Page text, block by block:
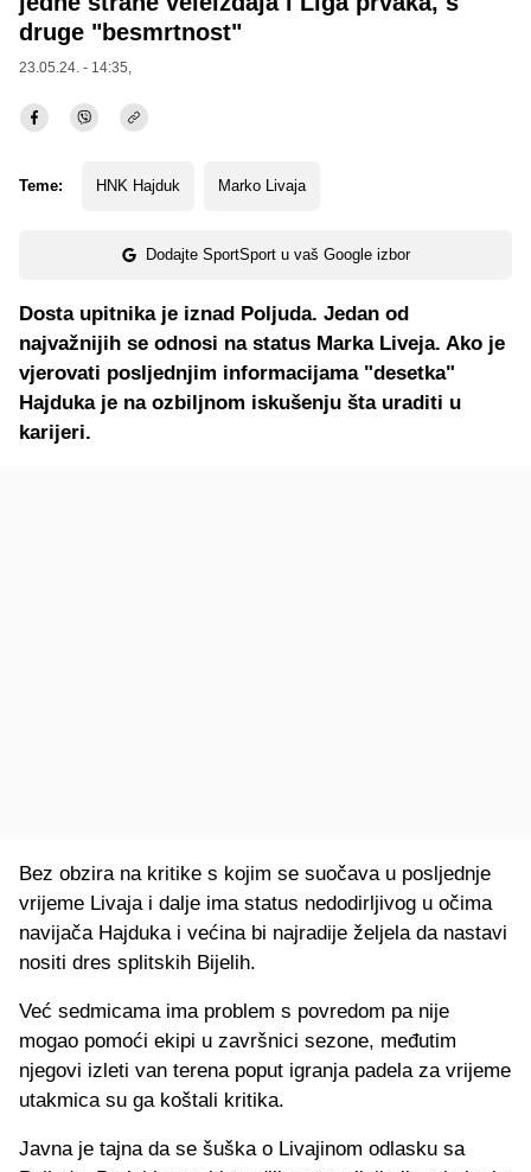
druge "besmrtnost"
23.05.24. - 14:35,
Teme: HNK Hajduk Marko Livaja
Dodajte SportSport u vaš Google izbor
Dosta upitnika je iznad Poljuda. Jedan od
najvažnijih se odnosi na status Marka Liveja. Ako je
vjerovati posljednjim informacijama "desetka"
Hajduka je na ozbiljnom iskušenju šta uraditi u
karijeri.
Bez obzira na kritike s kojim se suočava u posljednje
vrijeme Livaja i dalje ima status nedodirljivog u očima
navijača Hajduka i većina bi najradije željela da nastavi
nositi dres splitskih Bijelih.
Već sedmicama ima problem s povredom pa nije
mogao pomoći ekipi u završnici sezone, međutim
njegovi izleti van terena poput igranja padela za vrijeme
utakmica su ga koštali kritika.
Javna je tajna da se šuška o Livajinom odlasku sa